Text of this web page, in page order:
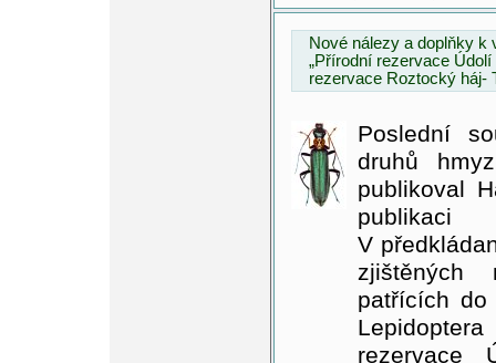
Nové nálezy a doplňky
„Přírodní rezervace Údolí
rezervace Roztocký háj-
Poslední
druhů
publikoval
V
zjištěných
patřících do
rezervace